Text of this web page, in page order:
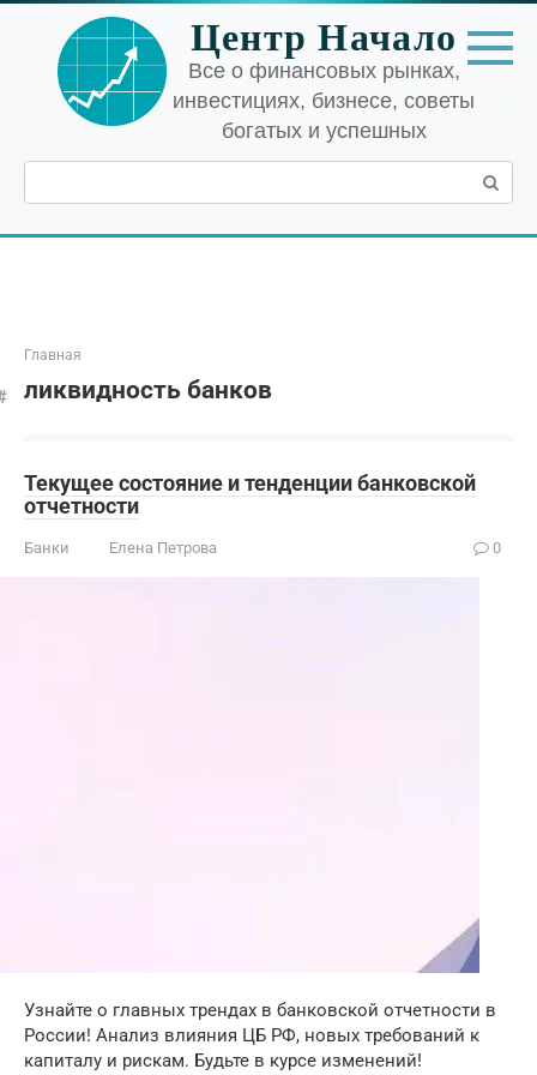
Перейти
контенту
Центр Начало
Все о финансовых рынках,
инвестициях, бизнесе, советы
богатых и успешных
Поиск:
Главная
ликвидность банков
Текущее состояние и тенденции банковской
отчетности
Банки Елена Петрова 0
Узнайте о главных трендах в банковской отчетности в
России! Анализ влияния ЦБ РФ, новых требований к
капиталу и рискам. Будьте в курсе изменений!